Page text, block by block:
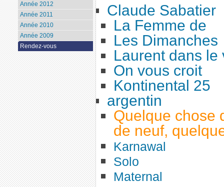
Claude Sabatier
La Femme de
Les Dimanches
Laurent dans le
On vous croit
Kontinental 25
argentin
Quelque chose
de neuf,
Karnawal
Solo
Maternal
Année 2012
Année 2011
Année 2010
Année 2009
Rendez-vous